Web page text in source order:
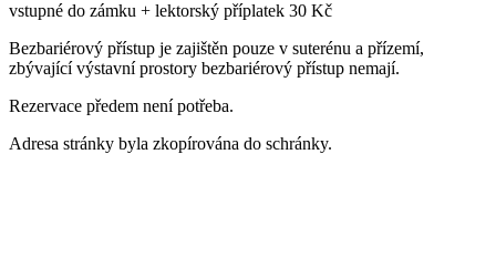
vstupné do zámku + lektorský příplatek 30 Kč
Bezbariérový přístup je zajištěn pouze v suterénu a přízemí,
zbývající výstavní prostory bezbariérový přístup nemají.
Rezervace předem není potřeba.
Adresa stránky byla zkopírována do schránky.